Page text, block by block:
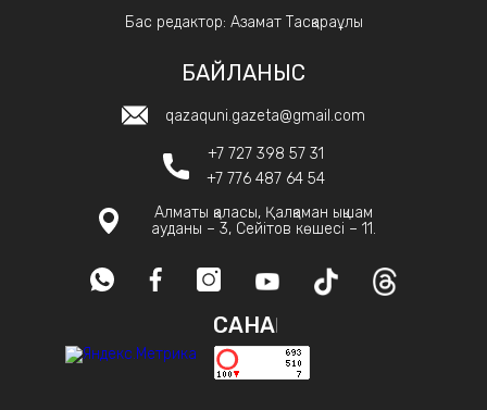
Бас редактор: Азамат Тасқараұлы
БАЙЛАНЫС
qazaquni.gazeta@gmail.com
+7 727 398 57 31
+7 776 487 64 54
Алматы қаласы, Қалқаман ықшам
ауданы – 3, Сейітов көшесі – 11.
САНАҚ